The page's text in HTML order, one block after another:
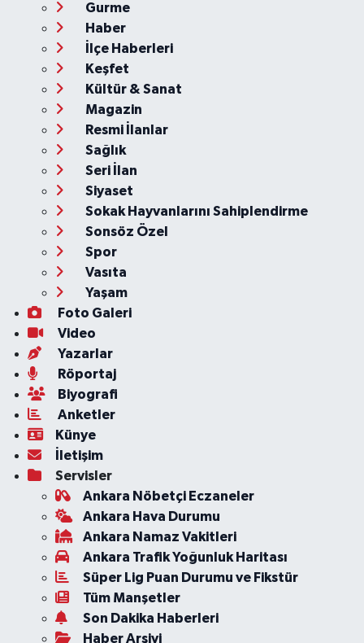
Gurme
Haber
İlçe Haberleri
Keşfet
Kültür & Sanat
Magazin
Resmi İlanlar
Sağlık
Seri İlan
Siyaset
Sokak Hayvanlarını Sahiplendirme
Sonsöz Özel
Spor
Vasıta
Yaşam
Foto Galeri
Video
Yazarlar
Röportaj
Biyografi
Anketler
Künye
İletişim
Servisler
Ankara Nöbetçi Eczaneler
Ankara Hava Durumu
Ankara Namaz Vakitleri
Ankara Trafik Yoğunluk Haritası
Süper Lig Puan Durumu ve Fikstür
Tüm Manşetler
Son Dakika Haberleri
Haber Arşivi